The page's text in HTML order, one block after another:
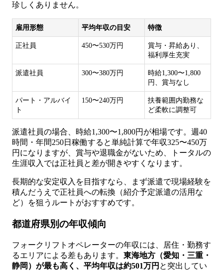
珍しくありません。
雇用形態 平均年収の目安 特徴
正社員 450〜530万円
賞与・昇給あり、
福利厚生充実
派遣社員 300〜380万円
時給1,300〜1,800
円、賞与なし
パート・アルバイ
ト
150〜240万円
扶養範囲内勤務な
ど柔軟に調整可
派遣社員の場合、時給1,300〜1,800円が相場です。週40
時間・年間250日稼働すると単純計算で年収325〜450万
円になりますが、賞与や退職金がないため、トータルの
生涯収入では正社員と差が開きやすくなります。
長期的な安定収入を目指すなら、まず派遣で現場経験を
積んだうえで正社員への転換（紹介予定派遣の活用な
ど）を狙うルートがおすすめです。
都道府県別の年収傾向
フォークリフトオペレーターの年収には、居住・勤務す
るエリアによる差もあります。 東海地方（愛知・三重・
静岡）が最も高く、平均年収は約501万円 と突出してい